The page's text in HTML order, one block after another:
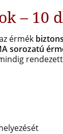
– 10
érmék
sorozatú